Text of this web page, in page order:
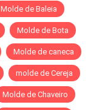
Molde de Baleia
Molde de Bota
Molde de caneca
molde de Cereja
Molde de Chaveiro